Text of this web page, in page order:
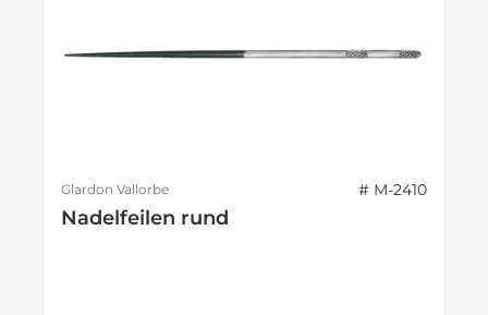
Glardon Vallorbe # M-2410
Nadelfeilen rund